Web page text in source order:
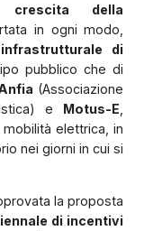
crescita della
in ogni modo,
di
pubblico che di
(Associazione
e Motus-E
elettrica, in
nei giorni in cui si
la proposta
di incentivi